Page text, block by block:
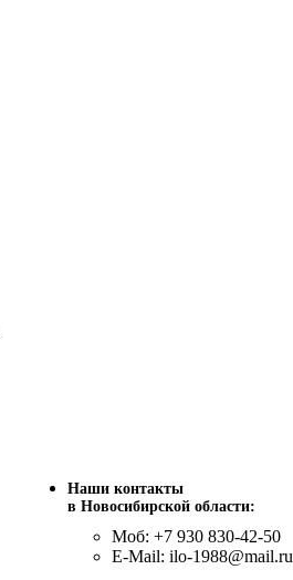
Наши контакты
в Новосибирской области:
Моб: +7 930 830-42-50
E-Mail: ilo-1988@mail.ru